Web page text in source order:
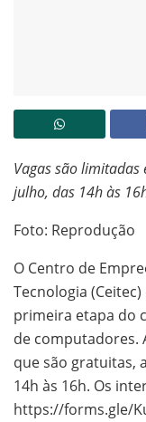
Vagas são limitadas
julho, das 14h às
Foto: Reprodução
O Centro de
Tecnologia
primeira etapa do
de computadores.
que são gratuitas,
14h às 16h. Os
https://forms.gle/